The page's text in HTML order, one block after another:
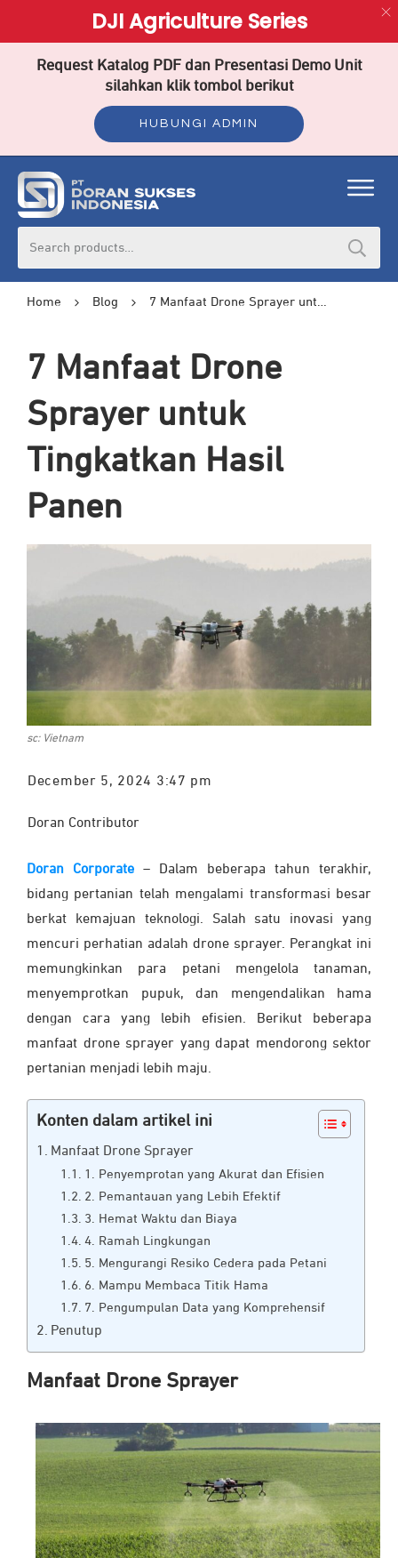
Home Blog 7 Manfaat Drone Sprayer untuk Tingkatkan Hasil Panen
7 Manfaat Drone
Sprayer untuk
Tingkatkan Hasil
Panen
sc: Vietnam
December 5, 2024 3:47 pm
Doran Contributor
Doran Corporate – Dalam beberapa tahun terakhir,
bidang pertanian telah mengalami transformasi besar
berkat kemajuan teknologi. Salah satu inovasi yang
mencuri perhatian adalah drone sprayer. Perangkat ini
memungkinkan para petani mengelola tanaman,
menyemprotkan pupuk, dan mengendalikan hama
dengan cara yang lebih efisien. Berikut beberapa
manfaat drone sprayer yang dapat mendorong sektor
pertanian menjadi lebih maju.
Konten dalam artikel ini
Manfaat Drone Sprayer
1. Penyemprotan yang Akurat dan Efisien
2. Pemantauan yang Lebih Efektif
3. Hemat Waktu dan Biaya
4. Ramah Lingkungan
5. Mengurangi Resiko Cedera pada Petani
6. Mampu Membaca Titik Hama
7. Pengumpulan Data yang Komprehensif
Penutup
Manfaat Drone Sprayer
DJI Agriculture Series
Request Katalog PDF dan Presentasi Demo Unit
silahkan klik tombol berikut
HUBUNGI ADMIN